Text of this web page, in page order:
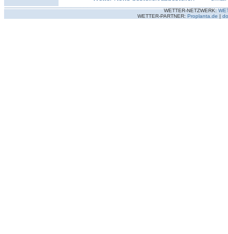
WETTER-NETZWERK:
WETTER-PARTNER: Proplanta.de |